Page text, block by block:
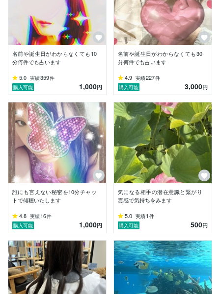
名前や誕生日がわからなくても10
分何件でも占います
5.0 実績359件
購入可能
1,000円
名前や誕生日がわからなくても30
分何件でも占います
4.9 実績227件
購入可能
3,000円
誰にも言えない秘密を10分チャッ
トで傾聴いたします
4.8 実績16件
購入可能
1,000円
気になる相手の潜在意識と繋がり
霊感で気持ちをみます
5.0 実績1 件
購入可能
500円